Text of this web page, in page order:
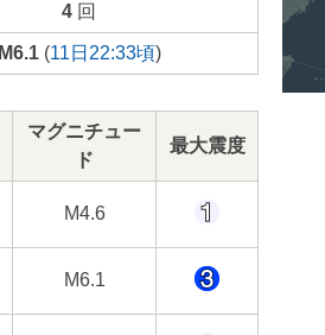
4 回
M6.1(11日22:33頃)
マグニチュー
ド
最大震度
M4.6
M6.1